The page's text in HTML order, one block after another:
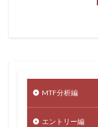
MTF分析編
エントリー編